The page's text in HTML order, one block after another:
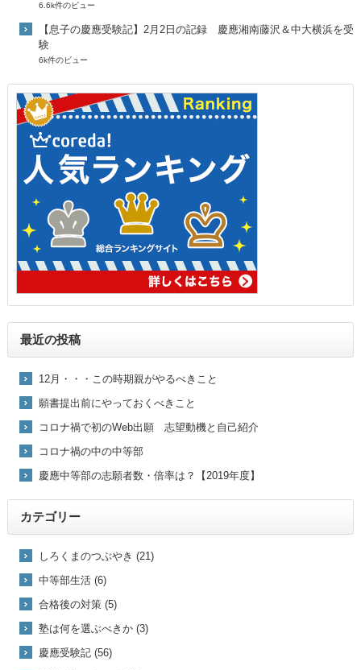
6.6k件のビュー
【息子の慶應受験記】2月2日の記録 慶應湘南藤沢＆中大横浜を受
験
6k件のビュー
最近の投稿
12月・・・この時期親がやるべきこと
願書提出前にやっておくべきこと
コロナ禍で初のWeb出願 志望動機と自己紹介
コロナ禍の中の中等部
慶應中等部の志願者数・倍率は？【2019年度】
カテゴリー
しろくまのつぶやき (21)
中等部生活 (6)
合格後の対策 (5)
塾は何を選ぶべきか (3)
慶應受験記 (56)